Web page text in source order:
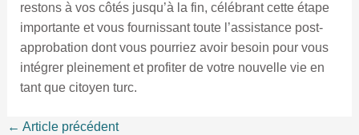
restons à vos côtés jusqu’à la fin, célébrant cette étape
importante et vous fournissant toute l’assistance post-
approbation dont vous pourriez avoir besoin pour vous
intégrer pleinement et profiter de votre nouvelle vie en
tant que citoyen turc.
← Article précédent